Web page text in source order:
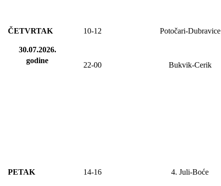
ČETVRTAK
30.07.2026.
godine
10-12 Potočari-Dubravice
22-00 Bukvik-Cerik
PETAK 14-16 4. Juli-Boće